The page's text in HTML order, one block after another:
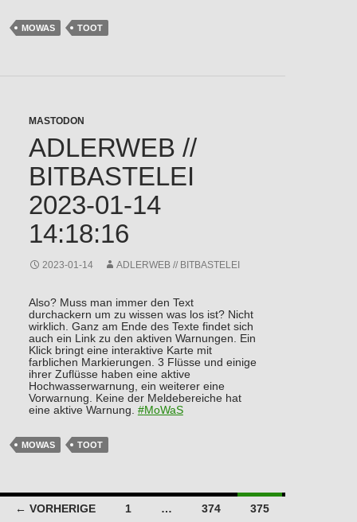
MOWAS TOOT
MASTODON
ADLERWEB //
BITBASTELEI
2023-01-14
14:18:16
2023-01-14 ADLERWEB // BITBASTELEI
Also? Muss man immer den Text
durchackern um zu wissen was los ist? Nicht
wirklich. Ganz am Ende des Texte findet sich
auch ein Link zu den aktiven Warnungen. Ein
Klick bringt eine interaktive Karte mit
farblichen Markierungen. 3 Flüsse und einige
ihrer Zuflüsse haben eine aktive
Hochwasserwarnung, ein weiterer eine
Vorwarnung. Keine der Meldebereiche hat
eine aktive Warnung. #MoWaS
MOWAS TOOT
Beitragsnavigation
← VORHERIGE 1 … 374 375